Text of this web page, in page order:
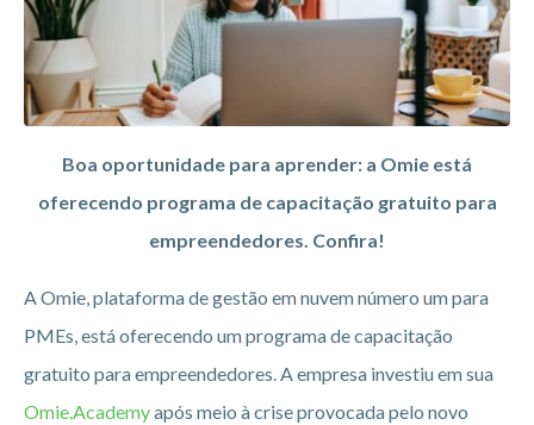
Boa oportunidade para aprender: a Omie está
oferecendo programa de capacitação gratuito para
empreendedores. Confira!
A Omie, plataforma de gestão em nuvem número um para
PMEs, está oferecendo um programa de capacitação
gratuito para empreendedores. A empresa investiu em sua
Omie.Academyapós meio à crise provocada pelo novo